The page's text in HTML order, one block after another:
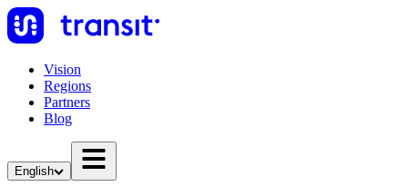
Vision
Regions
Partners
Blog
English